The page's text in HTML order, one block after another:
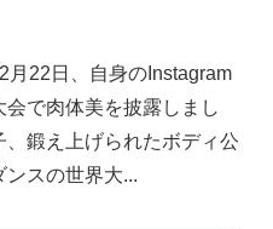
月22日、自身のInstagram
で肉体美を披露しまし
鍛え上げられたボディ公
ンスの世界大...